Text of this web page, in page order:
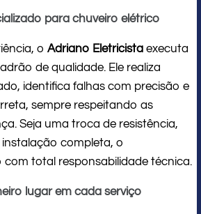
para chuveiro elétrico
o Adriano Eletricista executa
de qualidade. Ele realiza
identifica falhas com precisão e
sempre respeitando as
Seja uma troca de resistência,
completa, o
total responsabilidade técnica.
lugar em cada serviço